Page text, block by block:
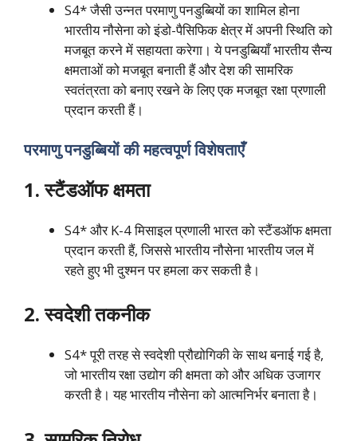
S4* जैसी उन्नत परमाणु पनडुब्बियों का शामिल होना
भारतीय नौसेना को इंडो-पैसिफिक क्षेत्र में अपनी स्थिति को
मजबूत करने में सहायता करेगा। ये पनडुब्बियाँ भारतीय सैन्य
क्षमताओं को मजबूत बनाती हैं और देश की सामरिक
स्वतंत्रता को बनाए रखने के लिए एक मजबूत रक्षा प्रणाली
प्रदान करती हैं।
परमाणु पनडुब्बियों की महत्वपूर्ण विशेषताएँ
1. स्टैंडऑफ क्षमता
S4* और K-4 मिसाइल प्रणाली भारत को स्टैंडऑफ क्षमता
प्रदान करती हैं, जिससे भारतीय नौसेना भारतीय जल में
रहते हुए भी दुश्मन पर हमला कर सकती है।
2. स्वदेशी तकनीक
S4* पूरी तरह से स्वदेशी प्रौद्योगिकी के साथ बनाई गई है,
जो भारतीय रक्षा उद्योग की क्षमता को और अधिक उजागर
करती है। यह भारतीय नौसेना को आत्मनिर्भर बनाता है।